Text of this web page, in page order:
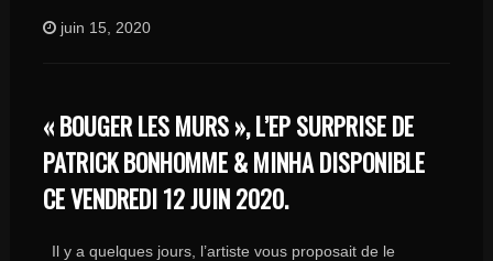
juin 15, 2020
« BOUGER LES MURS », L’EP SURPRISE DE
PATRICK BONHOMME & MINHA DISPONIBLE
CE VENDREDI 12 JUIN 2020.
Il y a quelques jours, l’artiste vous proposait de le